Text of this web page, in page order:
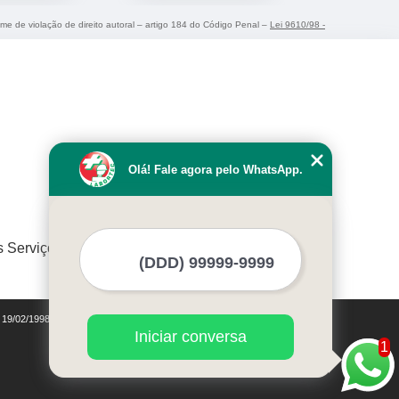
de violação de direito autoral – artigo 184 do Código Penal – Lei 9610/98 -
Serviços
02/1998)
1
Olá! Fale agora pelo WhatsApp.
Iniciar conversa